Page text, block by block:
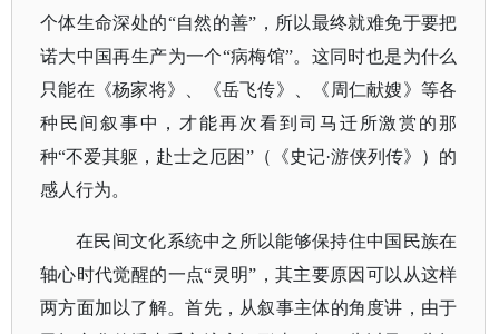
个体生命深处的“自然的善”，所以最终就难免于要把
诺大中国再生产为一个“病梅馆”。这同时也是为什么
只能在《杨家将》、《岳飞传》、《周仁献嫂》等各
种民间叙事中，才能再次看到司马迁所激赏的那
种“不爱其躯，赴士之厄困”（《史记·游侠列传》）的
感人行为。
在民间文化系统中之所以能够保持住中国民族在
轴心时代觉醒的一点“灵明”，其主要原因可以从这样
两方面加以了解。首先，从叙事主体的角度讲，由于